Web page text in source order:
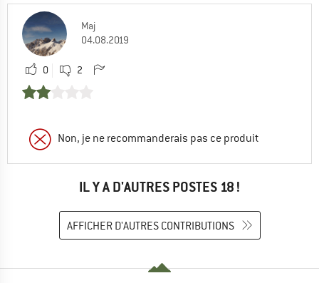
Maj
04.08.2019
0 2
Non, je ne recommanderais pas ce produit
IL Y A D'AUTRES POSTES 18 !
AFFICHER D'AUTRES CONTRIBUTIONS